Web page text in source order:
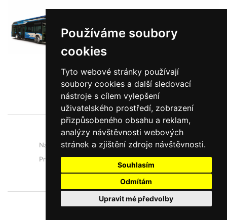
Používáme soubory
cookies
Tyto webové stránky používají
soubory cookies a další sledovací
nástroje s cílem vylepšení
uživatelského prostředí, zobrazení
přizpůsobeného obsahu a reklam,
analýzy návštěvnosti webových
stránek a zjištění zdroje návštěvnosti.
Souhlasím
Odmítám
Upravit mé předvolby
Zobrazit více informací
O nás Novinky
Naše autobusy Vývoj a výroba
Prodej a servis
Kontakty Ochrana osobních údajů